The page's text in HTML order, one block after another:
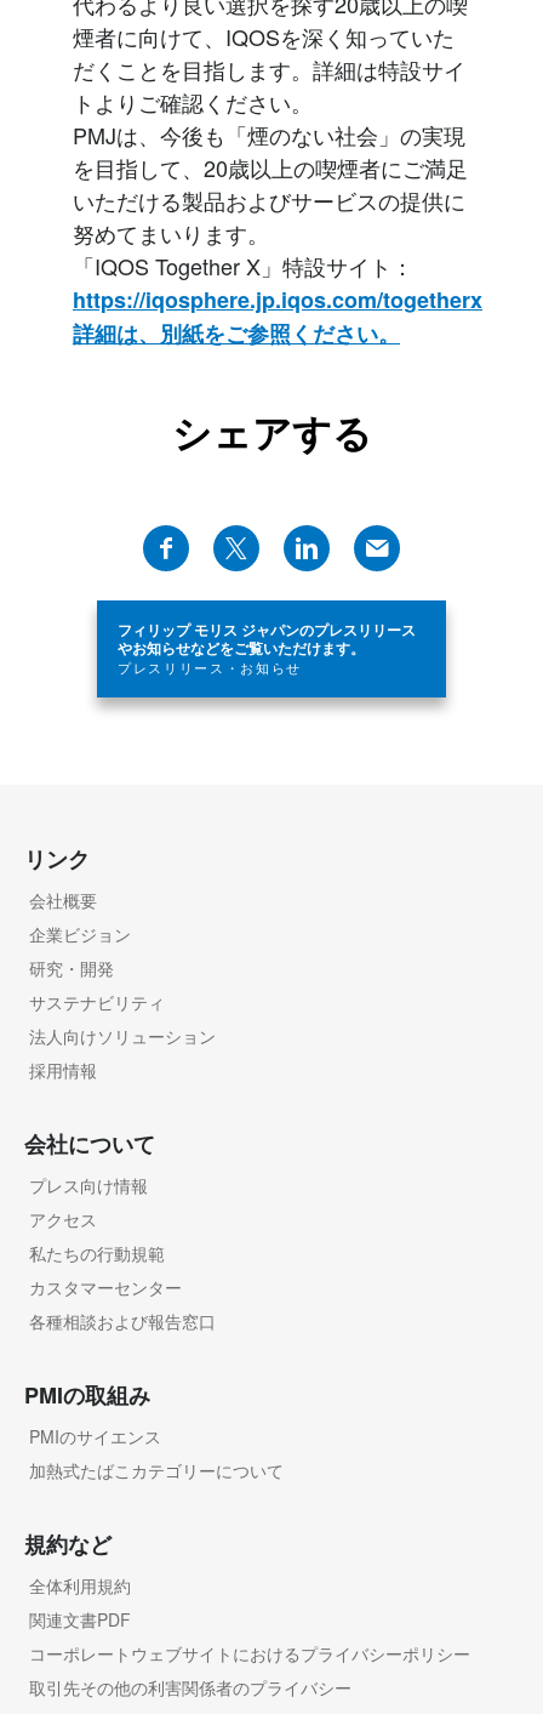
煙者に向けて、IQOSを深く知っていた
だくことを目指します。詳細は特設サイ
トよりご確認ください。
PMJは、今後も「煙のない社会」の実現
を目指して、20歳以上の喫煙者にご満足
いただける製品およびサービスの提供に
努めてまいります。
「IQOS Together X」特設サイト：
https://iqosphere.jp.iqos.com/togetherx
詳細は、別紙をご参照ください。
シェアする
フィリップ モリス ジャパンのプレスリリース
やお知らせなどをご覧いただけます。
プレスリリース・お知らせ
リンク
会社概要
企業ビジョン
研究・開発
サステナビリティ
法人向けソリューション
採用情報
会社について
プレス向け情報
アクセス
私たちの行動規範
カスタマーセンター
各種相談および報告窓口
PMIの取組み
PMIのサイエンス
加熱式たばこカテゴリーについて
規約など
全体利用規約
関連文書PDF
コーポレートウェブサイトにおけるプライバシーポリシー
取引先その他の利害関係者のプライバシー